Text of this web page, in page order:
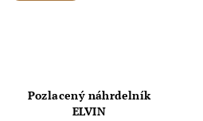
Pozlacený náhrdelník
ELVIN